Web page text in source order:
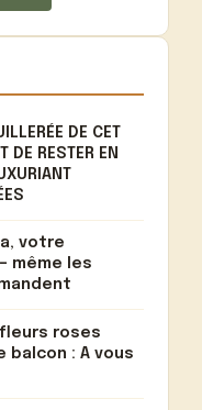
DE CET
DE RESTER EN
votre
même les
roses
balcon : A vous